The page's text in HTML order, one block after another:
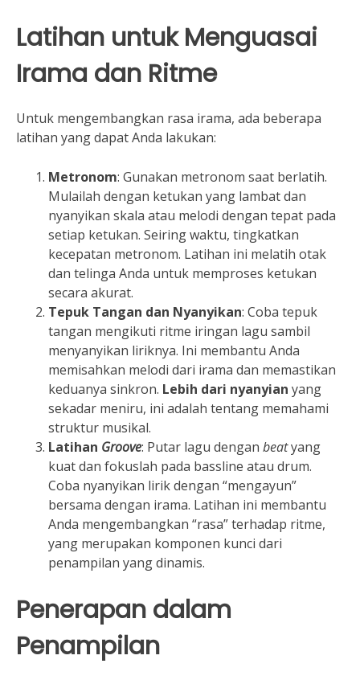
Latihan untuk Menguasai
Irama dan Ritme
Untuk mengembangkan rasa irama, ada beberapa
latihan yang dapat Anda lakukan:
Metronom: Gunakan metronom saat berlatih.
Mulailah dengan ketukan yang lambat dan
nyanyikan skala atau melodi dengan tepat pada
setiap ketukan. Seiring waktu, tingkatkan
kecepatan metronom. Latihan ini melatih otak
dan telinga Anda untuk memproses ketukan
secara akurat.
Tepuk Tangan dan Nyanyikan: Coba tepuk
tangan mengikuti ritme iringan lagu sambil
menyanyikan liriknya. Ini membantu Anda
memisahkan melodi dari irama dan memastikan
keduanya sinkron. Lebih dari nyanyian yang
sekadar meniru, ini adalah tentang memahami
struktur musikal.
Latihan Groove: Putar lagu dengan beatyang
kuat dan fokuslah pada bassline atau drum.
Coba nyanyikan lirik dengan “mengayun”
bersama dengan irama. Latihan ini membantu
Anda mengembangkan “rasa” terhadap ritme,
yang merupakan komponen kunci dari
penampilan yang dinamis.
Penerapan dalam
Penampilan